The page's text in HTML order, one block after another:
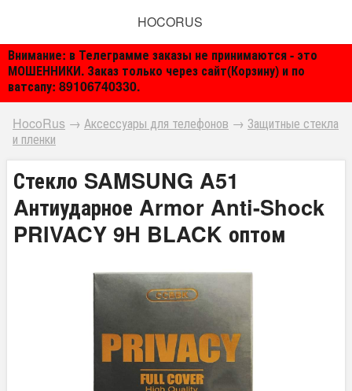
Внимание: в Телеграмме заказы не принимаются - это
МОШЕННИКИ. Заказ только через сайт(Корзину) и по
ватсапу: 89106740330.
HOCORUS
HocoRus → Аксессуары для телефонов → Защитные стекла
и пленки
Стекло SAMSUNG A51
Aнтиударное Armor Anti-Shock
PRIVACY 9H BLACK оптом